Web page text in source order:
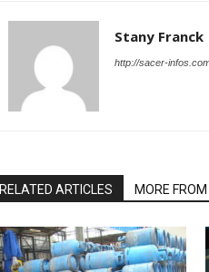
Stany Franck
http://sacer-
RELATED ARTICLES MORE